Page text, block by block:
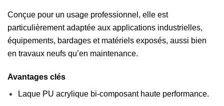
Conçue pour un usage professionnel, elle est
particulièrement adaptée aux applications industrielles,
équipements, bardages et matériels exposés, aussi bien
en travaux neufs qu’en maintenance.
Avantages clés
Laque PU acrylique bi-composant haute performance.